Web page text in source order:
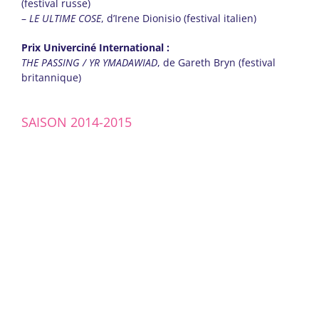
(festival russe)
– LE ULTIME COSE, d’Irene Dionisio (festival italien)
Prix Univerciné International :
THE PASSING / YR YMADAWIAD, de Gareth Bryn (festival
britannique)
SAISON 2014-2015